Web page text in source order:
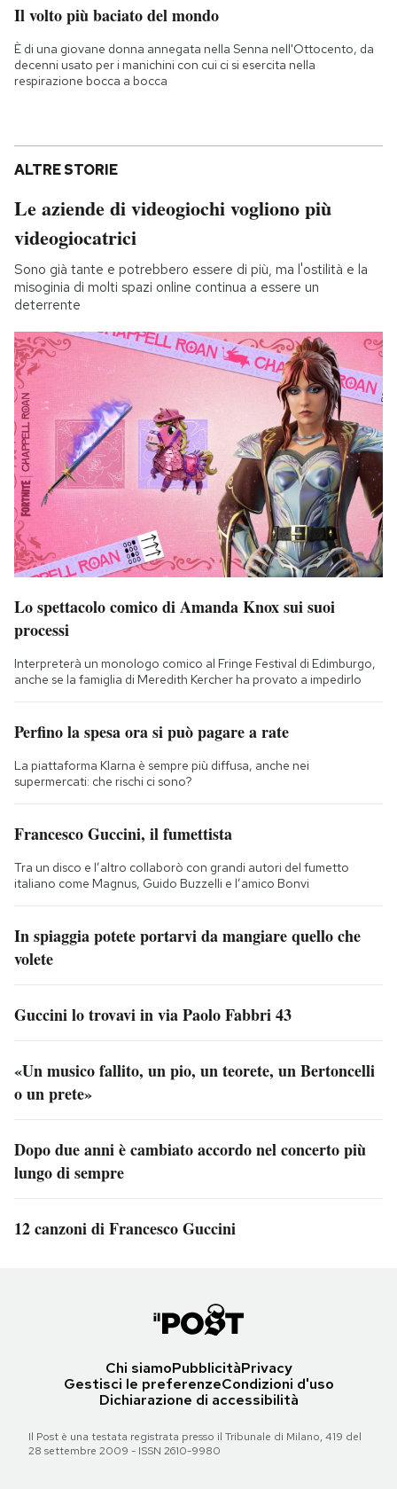
Il volto più baciato del mondo
È di una giovane donna annegata nella Senna nell'Ottocento, da
decenni usato per i manichini con cui ci si esercita nella
respirazione bocca a bocca
ALTRE STORIE
Le aziende di videogiochi vogliono più
videogiocatrici
Sono già tante e potrebbero essere di più, ma l'ostilità e la
misoginia di molti spazi online continua a essere un
deterrente
Lo spettacolo comico di Amanda Knox sui suoi
processi
Interpreterà un monologo comico al Fringe Festival di Edimburgo,
anche se la famiglia di Meredith Kercher ha provato a impedirlo
Perfino la spesa ora si può pagare a rate
La piattaforma Klarna è sempre più diffusa, anche nei
supermercati: che rischi ci sono?
Francesco Guccini, il fumettista
Tra un disco e l’altro collaborò con grandi autori del fumetto
italiano come Magnus, Guido Buzzelli e l’amico Bonvi
In spiaggia potete portarvi da mangiare quello che
volete
Guccini lo trovavi in via Paolo Fabbri 43
«Un musico fallito, un pio, un teorete, un Bertoncelli
o un prete»
Dopo due anni è cambiato accordo nel concerto più
lungo di sempre
12 canzoni di Francesco Guccini
Chi siamoPubblicitàPrivacy
Gestisci le preferenzeCondizioni d'uso
Dichiarazione di accessibilità
Il Post è una testata registrata presso il Tribunale di Milano, 419 del
28 settembre 2009 - ISSN 2610-9980